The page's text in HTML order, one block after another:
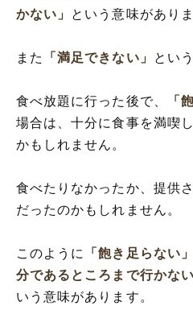
かない」
という意味がありま
また 「満足できない」 とい
食べ放題に行った後で、 「
場合は、十分に食事を満喫
かもしれません。
食べたりなかったか、提供
だったのかもしれません。
このように 「飽き足らない」
分であるところまで行かない
いう意味があります。